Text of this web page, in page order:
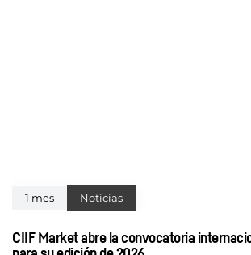
1 mes Noticias
CIIF Market abre la convocatoria